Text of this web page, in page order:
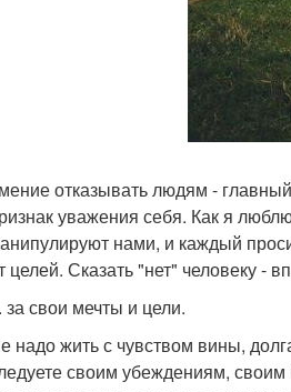
отказывать людям -
уважения себя. Как я
нами, и каждый
целей. Сказать "нет" человеку -
за свои мечты и цели.
надо жить с чувством вины,
своим убеждениям,